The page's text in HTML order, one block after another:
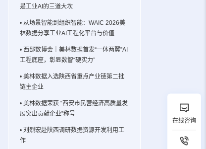
是工业AI的三道大坎
• 从场景智能到组织智能：WAIC 2026美
林数据分享工业AI工程化平台与价值
• 西部数博会｜美林数据首发“一体两翼”AI
工程底座，彰显数智“硬实力”
• 美林数据入选陕西省重点产业链第二批
链主企业
• 美林数据荣获 “西安市民营经济高质量发
展突出贡献企业”称号
• 刘烈宏赴陕西调研数据资源开发利用工
作
在线咨询